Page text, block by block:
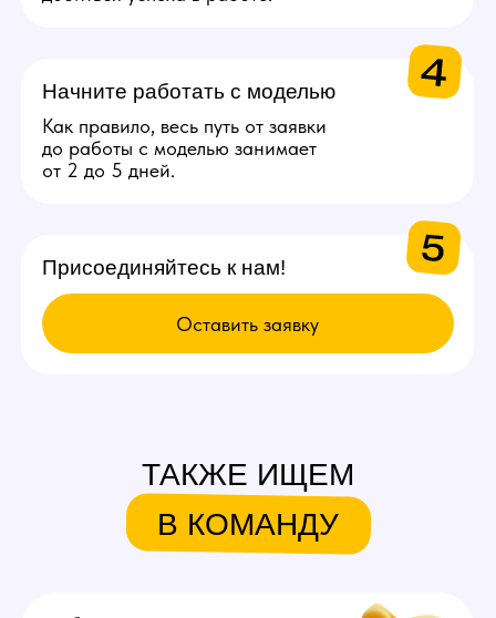
Узнай больше в нашем боте!
Мы находимся:
Россия, Краснодарский край,
Связаться с нами: